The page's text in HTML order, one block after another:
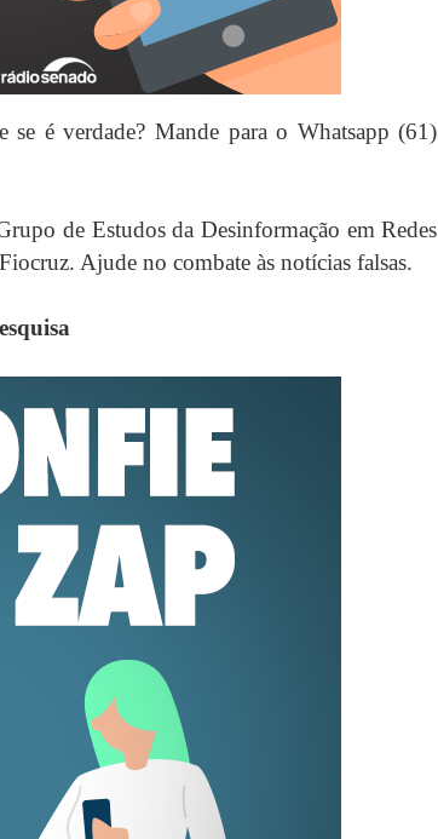
se é verdade? Mande para o Whatsapp (61)
de Estudos da Desinformação em Redes
Ajude no combate às notícias falsas.